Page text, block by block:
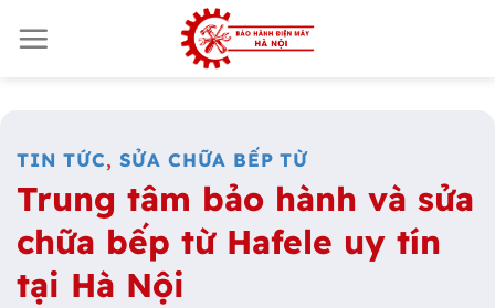
TIN TỨC, SỬA CHỮA BẾP TỪ
Trung tâm bảo hành và sửa
chữa bếp từ Hafele uy tín
tại Hà Nội